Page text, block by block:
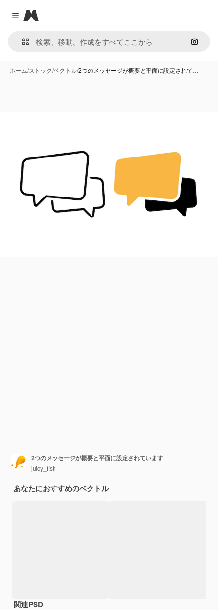
Close menu
Magnific
画像で
ホーム/ストック/ベクトル/2つのメッセージが概要と平面に設定されて…
2つのメッセージが概要と平面に設定されています
juicy_fish
あなたにおすすめのベクトル
関連PSD